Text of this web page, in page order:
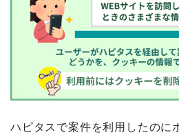
ハピタスで案件を利用したのに